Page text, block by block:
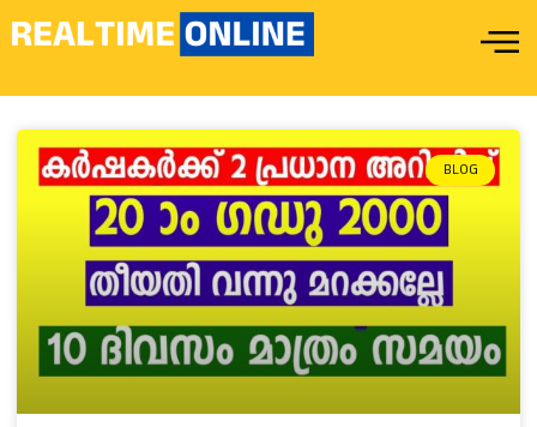
BLOG